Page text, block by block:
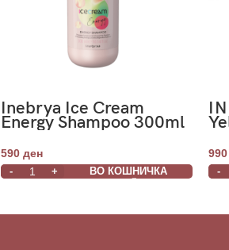
Inebrya Ice Cream
Energy Shampoo 300ml
590 ден
ВО КОШНИЧКА
990